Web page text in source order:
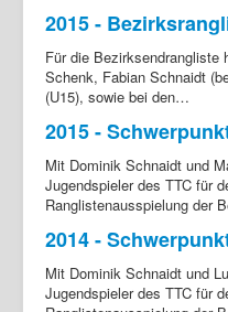
2015 -
Für die Bezirksendrangliste
Schenk, Fabian Schnaidt
(U15), sowie bei den…
2015 -
Mit Dominik Schnaidt und
Jugendspieler des TTC für
Ranglistenausspielung der
2014 -
Mit Dominik Schnaidt und
Jugendspieler des TTC für